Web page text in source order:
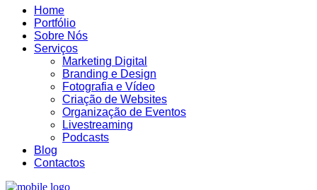
Home
Portfólio
Sobre Nós
Serviços
Marketing Digital
Branding e Design
Fotografia e Vídeo
Criação de Websites
Organização de Eventos
Livestreaming
Podcasts
Blog
Contactos
02:18